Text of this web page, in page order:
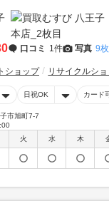
口コミ 1件 写真 9枚
ショップ リサイクルシ
日祝OK カード
市旭町7-7
火 水 木